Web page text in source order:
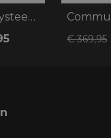
Communicatiesysteem SC Edge Schuberth, C
€ 369,95